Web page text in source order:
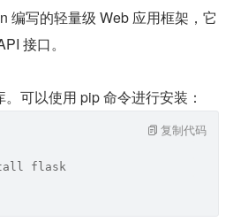
编写的轻量级 Web 应用框架，它
接口。
可以使用 pip 命令进行安装：
flask
复制代码